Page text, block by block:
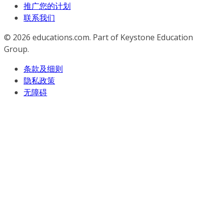
推广您的计划
联系我们
© 2026 educations.com. Part of Keystone Education
Group.
条款及细则
隐私政策
无障碍